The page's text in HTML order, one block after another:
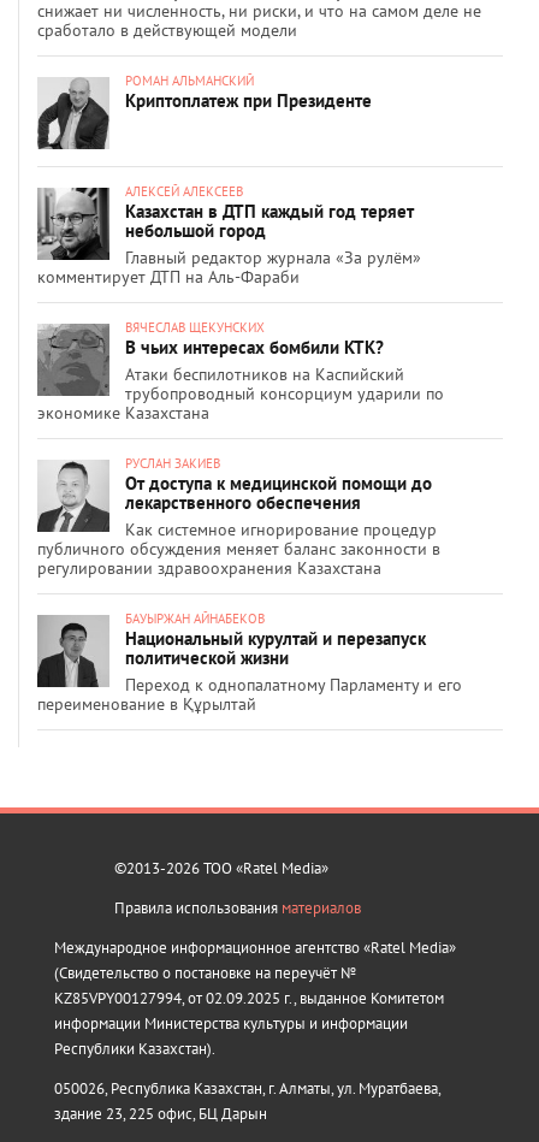
снижает ни численность, ни риски, и что на самом деле не
сработало в действующей модели
РОМАН АЛЬМАНСКИЙ
Криптоплатеж при Президенте
АЛЕКСЕЙ АЛЕКСЕЕВ
Казахстан в ДТП каждый год теряет
небольшой город
Главный редактор журнала «За рулём»
комментирует ДТП на Аль-Фараби
ВЯЧЕСЛАВ ЩЕКУНСКИХ
В чьих интересах бомбили КТК?
Атаки беспилотников на Каспийский
трубопроводный консорциум ударили по
экономике Казахстана
РУСЛАН ЗАКИЕВ
От доступа к медицинской помощи до
лекарственного обеспечения
Как системное игнорирование процедур
публичного обсуждения меняет баланс законности в
регулировании здравоохранения Казахстана
БАУЫРЖАН АЙНАБЕКОВ
Национальный курултай и перезапуск
политической жизни
Переход к однопалатному Парламенту и его
переименование в Құрылтай
©2013-2026 ТОО «Ratel Media»
Правила использования материалов
Международное информационное агентство «Ratel Media»
(Свидетельство о постановке на переучёт №
KZ85VPY00127994, от 02.09.2025 г., выданное Комитетом
информации Министерства культуры и информации
Республики Казахстан).
050026, Республика Казахстан, г. Алматы, ул. Муратбаева,
здание 23, 225 офис, БЦ Дарын